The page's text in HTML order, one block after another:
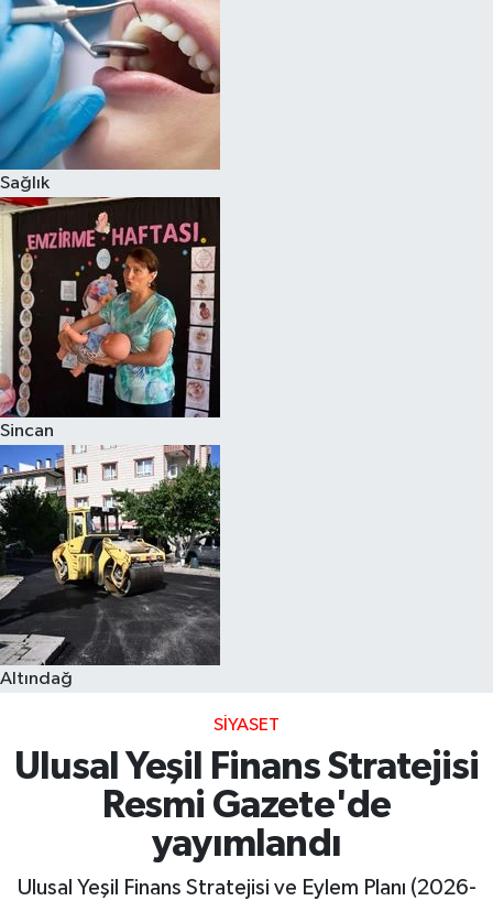
Sağlık
Sincan
Altındağ
SIYASET
Ulusal Yeşil Finans Stratejisi
Resmi Gazete'de
yayımlandı
Ulusal Yeşil Finans Stratejisi ve Eylem Planı (2026-